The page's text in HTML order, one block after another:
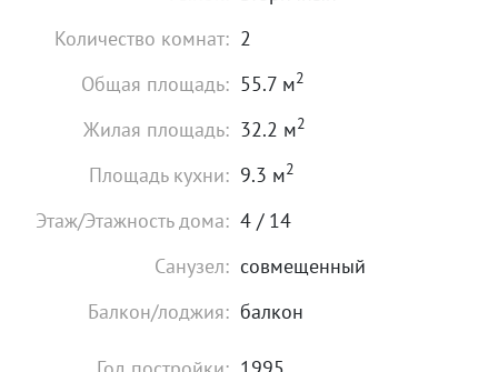
Количество комнат: 2
Общая площадь: 55.7 м2
Жилая площадь: 32.2 м2
Площадь кухни: 9.3 м2
Этаж/Этажность дома: 4 / 14
Санузел: совмещенный
Балкон/лоджия: балкон